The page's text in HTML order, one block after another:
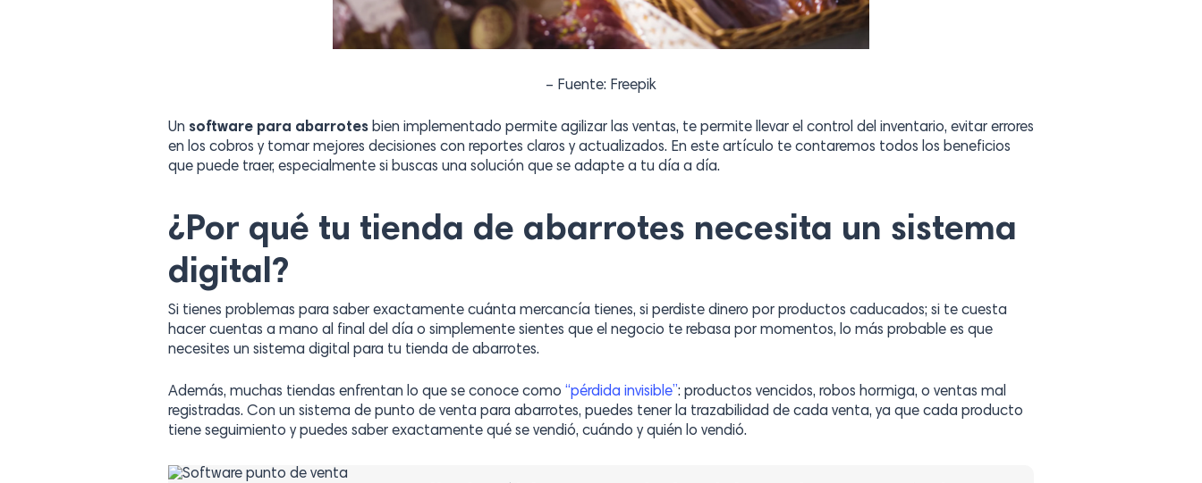
– Fuente: Freepik
Un software para abarrotes bien implementado permite agilizar las ventas, te permite llevar el control del inventario, evitar errores
en los cobros y tomar mejores decisiones con reportes claros y actualizados. En este artículo te contaremos todos los beneficios
que puede traer, especialmente si buscas una solución que se adapte a tu día a día.
¿Por qué tu tienda de abarrotes necesita un sistema
digital?
Si tienes problemas para saber exactamente cuánta mercancía tienes, si perdiste dinero por productos caducados; si te cuesta
hacer cuentas a mano al final del día o simplemente sientes que el negocio te rebasa por momentos, lo más probable es que
necesites un sistema digital para tu tienda de abarrotes.
Además, muchas tiendas enfrentan lo que se conoce como “pérdida invisible”: productos vencidos, robos hormiga, o ventas mal
registradas. Con un sistema de punto de venta para abarrotes, puedes tener la trazabilidad de cada venta, ya que cada producto
tiene seguimiento y puedes saber exactamente qué se vendió, cuándo y quién lo vendió.